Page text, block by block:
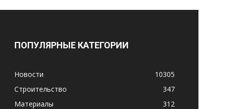
ПОПУЛЯРНЫЕ КАТЕГОРИИ
Новости
10305
Строительство
347
Материалы
312